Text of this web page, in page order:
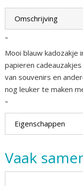
Omschrijving
"
Mooi blauw kadozakje
papieren
van souvenirs en
nog leuker te maken
"
Eigenschappen
Vaak